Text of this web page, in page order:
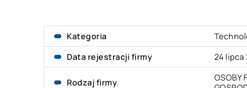
Kategoria
Data rejestracji firmy
24 lipca
Rodzaj firmy
OSOBY